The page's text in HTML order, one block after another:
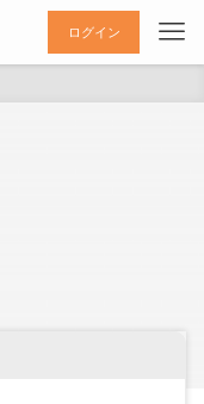
ログイン